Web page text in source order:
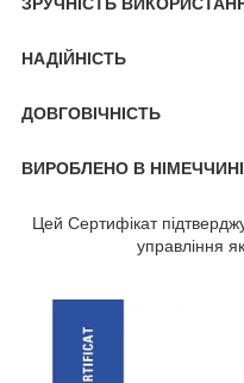
НАДІЙНІСТЬ
ДОВГОВІЧНІСТЬ
ВИРОБЛЕНО В НІМЕЧЧИНІ
Цей Сертифікат
управління